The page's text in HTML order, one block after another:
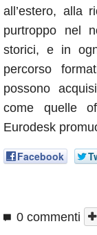
all’estero, alla
purtroppo nel
storici, e in
percorso
possono
come quelle
Eurodesk
Facebook
0 commenti